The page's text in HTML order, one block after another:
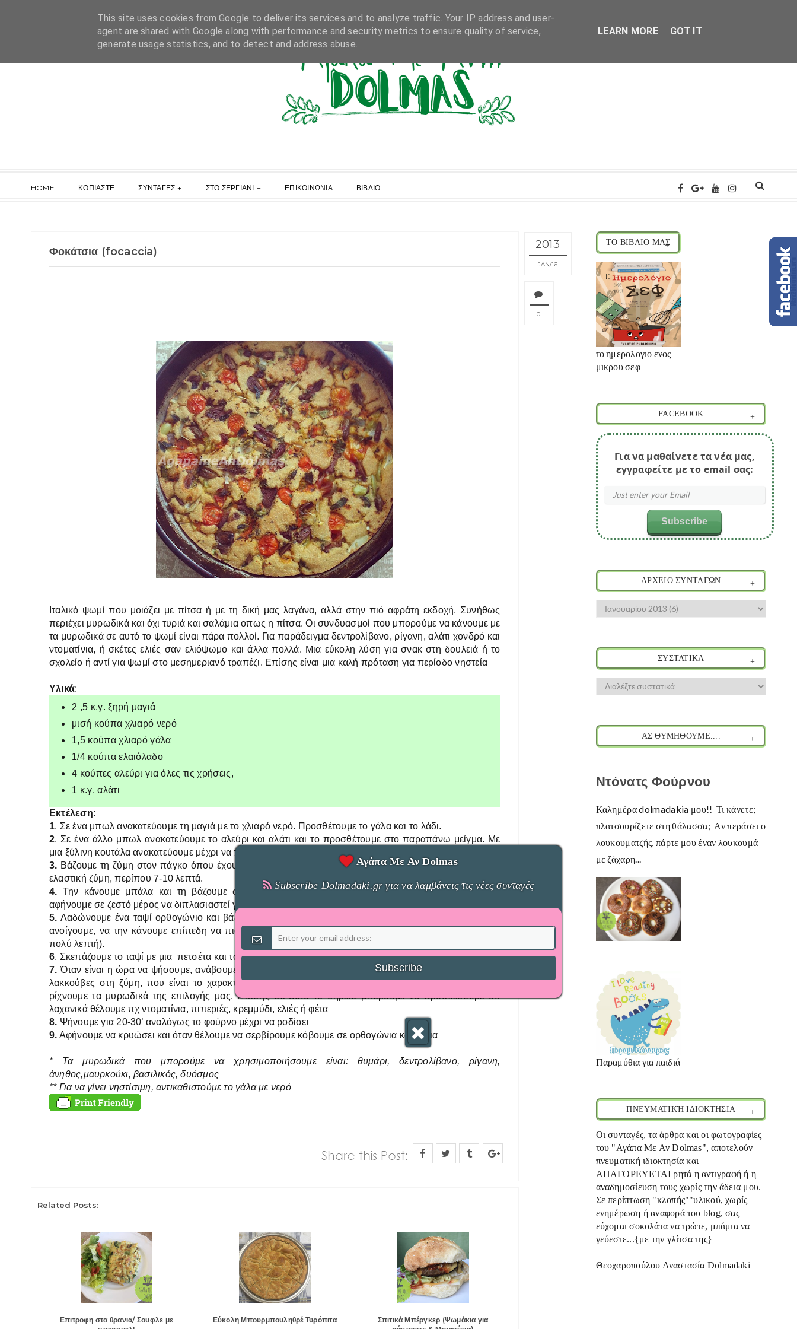
HOME ΚΟΠΙΑΣΤΕ ΣΥΝΤΑΓΕΣ ΣΤΟ ΣΕΡΓΙΑΝΙ ΕΠΙΚΟΙΝΩΝΙΑ ΒΙΒΛΙΟ
2013
JAN 16
0
Φοκάτσια (focaccia)
Ιταλικό ψωμί που μοιάζει με πίτσα ή με τη δική μας λαγάνα, αλλά στην πιό αφράτη εκδοχή. Συνήθως
περιέχει μυρωδικά και όχι τυριά και σαλάμια οπως η πίτσα. Οι συνδυασμοί που μπορούμε να κάνουμε με
τα μυρωδικά σε αυτό το ψωμί είναι πάρα πολλοί. Για παράδειγμα δεντρολίβανο, ρίγανη, αλάτι χονδρό και
ντοματίνια, ή σκέτες ελιές σαν ελιόψωμο και άλλα πολλά. Μια εύκολη λύση για σνακ στη δουλειά ή το
σχολείο ή αντί για ψωμί στο μεσημεριανό τραπέζι. Επίσης είναι μια καλή πρόταση για περίοδο νηστεία
Υλικά:
2 ,5 κ.γ. ξηρή μαγιά
μισή κούπα χλιαρό νερό
1,5 κούπα χλιαρό γάλα
1/4 κούπα ελαιόλαδο
4 κούπες αλεύρι για όλες τις χρήσεις,
1 κ.γ. αλάτι
Εκτέλεση:
1. Σε ένα μπωλ ανακατεύουμε τη μαγιά με το χλιαρό νερό. Προσθέτουμε το γάλα και το λάδι.
2. Σε ένα άλλο μπωλ ανακατεύουμε το αλεύρι και αλάτι και το προσθέτουμε στο παραπάνω μείγμα. Με
μια ξύλινη κουτάλα ανακατεύουμε μέχρι να πάρουμε μια μαλακή ζύμη.
3. Βάζουμε τη ζύμη στον πάγκο όπου έχουμε ρίξει λίγο αλεύρι και τη ζυμώνουμε μέχρι να πάρουμε μια
ελαστική ζύμη, περίπου 7-10 λεπτά.
4. Την κάνουμε μπάλα και τη βάζουμε σε μπωλ ελαφρά λαδωμένο, σκεπάζουμε με μεμβράνη και
αφήνουμε σε ζεστό μέρος να διπλασιαστεί για 1 ώρα.
5. Λαδώνουμε ένα ταψί ορθογώνιο και βάζουμε μέσα τη ζύμη και αρχίζουμε με τα δάχτυλά μας να την
ανοίγουμε, να την κάνουμε επίπεδη να πιάσει το μεγαλύτερο μέρος του ταψιού (όχι όλο γιατί θα γίνει
πολύ λεπτή).
6. Σκεπάζουμε το ταψί με μια πετσέτα και το αφήνουμε πάλι σε ζεστό μέρος για μια ώρα.
7.Όταν είναι η ώρα να ψήσουμε, ανάβουμε το φούρνο στους 200 βαθμούς. Με τα δάχτυλα μας κάνουμε
λακκούβες στη ζύμη, που είναι το χαρακτηριστικό της φοκάτσια. Ραντίζουμε με 2 κ.σ. ελαιόλαδο και
ρίχνουμε τα μυρωδικά της επιλογής μας. Επίσης σε αυτό το σημείο μπορούμε να προσθέσουμε ότι
λαχανικά θέλουμε πχ ντοματίνια, πιπεριές, κρεμμύδι, ελιές ή φέτα
8. Ψήνουμε για 20-30’ αναλόγως το φούρνο μέχρι να ροδίσει
9. Αφήνουμε να κρυώσει και όταν θέλουμε να σερβίρουμε κόβουμε σε ορθογώνια κομμάτια
* Τα μυρωδικά που μπορούμε να χρησιμοποιήσουμε είναι: θυμάρι, δεντρολίβανο, ρίγανη,
άνηθος,μαυρκούκι, βασιλικός, δυόσμος
** Για να γίνει νηστίσιμη, αντικαθιστούμε το γάλα με νερό
Related Posts:
Επιτροφη στα θρανια/ Σουφλε με
Εύκολη Μπουρμπουληθρέ Τυρόπιτα
Σπιτικά Μπέργκερ (Ψωμάκια για
ΤΟ ΒΙΒΛΙΟ ΜΑΣ
το ημερολογιο ενος
μικρου σεφ
FACEBOOK
Για να μαθαίνετε τα νέα μας,
εγγραφείτε με το email σας:
ΑΡΧΕΙΟ ΣΥΝΤΑΓΩΝ
ΣΥΣΤΑΤΙΚΑ
ΑΣ ΘΥΜΗΘΟΥΜΕ....
Ντόνατς Φούρνου
Καλημέρα dolmadakia μου!! Τι κάνετε;
πλατσουρίζετε στη θάλασσα; Αν περάσει ο
λουκουματζής, πάρτε μου έναν λουκουμά
με ζάχαρη...
Παραμύθια για παιδιά
ΠΝΕΥΜΑΤΙΚΉ ΙΔΙΟΚΤΗΣΙΑ
Οι συνταγές, τα άρθρα και οι φωτογραφίες
του "Αγάπα Με Αν Dolmas", αποτελούν
πνευματική ιδιοκτησία και
ΑΠΑΓΟΡΕΥΕΤΑΙ ρητά η αντιγραφή ή η
αναδημοσίευση τους χωρίς την άδεια μου.
Σε περίπτωση "κλοπής""υλικού, χωρίς
ενημέρωση ή αναφορά του blog, σας
εύχομαι σοκολάτα να τρώτε, μπάμια να
γεύεστε...{με την γλίτσα της}
Θεοχαροπούλου Αναστασία Dolmadaki
Αγάπα Με Αν Dolmas
Subscribe Dolmadaki.gr για να λαμβάνεις τις νέες συνταγές
This site uses cookies from Google to deliver its services and to analyze traffic. Your IP address and user-
agent are shared with Google along with performance and security metrics to ensure quality of service,
generate usage statistics, and to detect and address abuse.
LEARN MORE GOT IT